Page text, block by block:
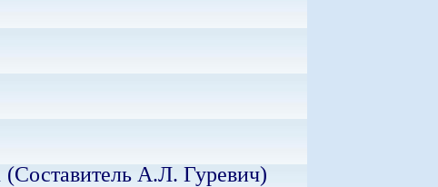
А.Л. Гуревич)